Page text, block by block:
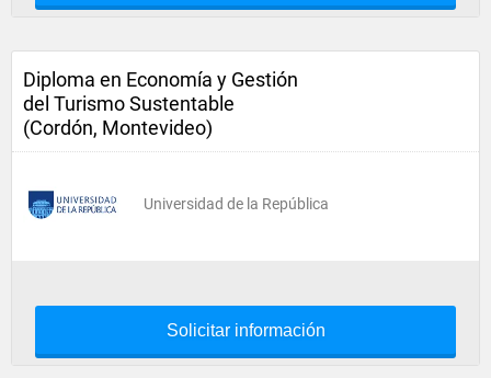
Diploma en Economía y Gestión
del Turismo Sustentable
(Cordón, Montevideo)
Universidad de la República
Solicitar información